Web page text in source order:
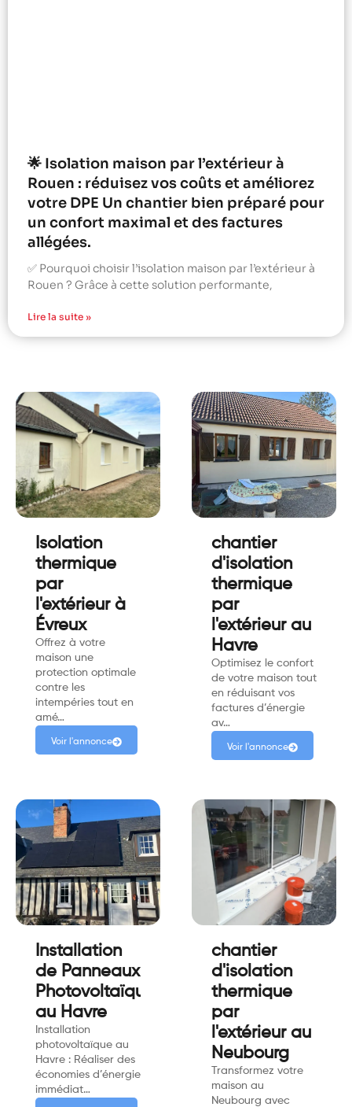
🌟 Isolation maison par l’extérieur à
Rouen : réduisez vos coûts et améliorez
votre DPE Un chantier bien préparé pour
un confort maximal et des factures
allégées.
✅ Pourquoi choisir l’isolation maison par l’extérieur à
Rouen ? Grâce à cette solution performante,
Lire la suite »
Isolation
thermique
par
l'extérieur à
Évreux
Offrez à votre
maison une
protection optimale
contre les
intempéries tout en
amé…
Voir l'annonce
chantier
d'isolation
thermique
par
l'extérieur au
Havre
Optimisez le confort
de votre maison tout
en réduisant vos
factures d’énergie
av…
Voir l'annonce
Installation
de Panneaux
Photovoltaïque
au Havre
Installation
photovoltaïque au
Havre : Réaliser des
économies d’énergie
immédiat…
chantier
d'isolation
thermique
par
l'extérieur au
Neubourg
Transformez votre
maison au
Neubourg avec